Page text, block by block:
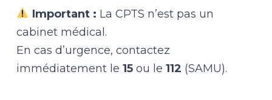
Important : La CPTS n’est pas un
cabinet médical.
En cas d’urgence, contactez
immédiatement le 15 ou le 112 (SAMU).